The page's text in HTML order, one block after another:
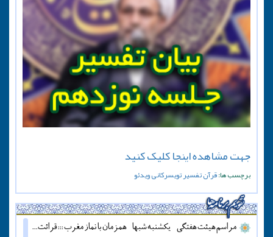
جهت مشاهده اینجا کلیک کنید
برچسب ها:قرآنتفسیر تویسرکانیویدئو
مراسم هیئت هفتگی - یکشنبه شبها - همزمان با نماز مغرب ::: قرائت دعای آل یاسین - پنج شنبه ها قبل از اذان مغرب ::: همه روزه نماز جماعت مغرب و عشاء برگزار میشود